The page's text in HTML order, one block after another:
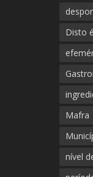
Disto
Mafra
nível